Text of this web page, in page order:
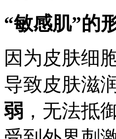
“敏感肌”的
因为皮肤细
导致皮肤滋
弱 ，无法抵